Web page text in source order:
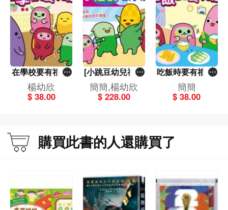
在學校要有禮[小
跳豆幼兒禮貌故
事系列](新雅‧點
楊幼欣
$ 38.00
[小跳豆幼兒禮貌
故事系列]共6冊
(新雅‧點讀樂園)
簡簡,楊幼欣
$ 228.00
吃飯時要有禮[小
跳豆幼兒禮貌故
事系列](新雅‧點
簡簡
$ 38.00
購買此書的人還購買了